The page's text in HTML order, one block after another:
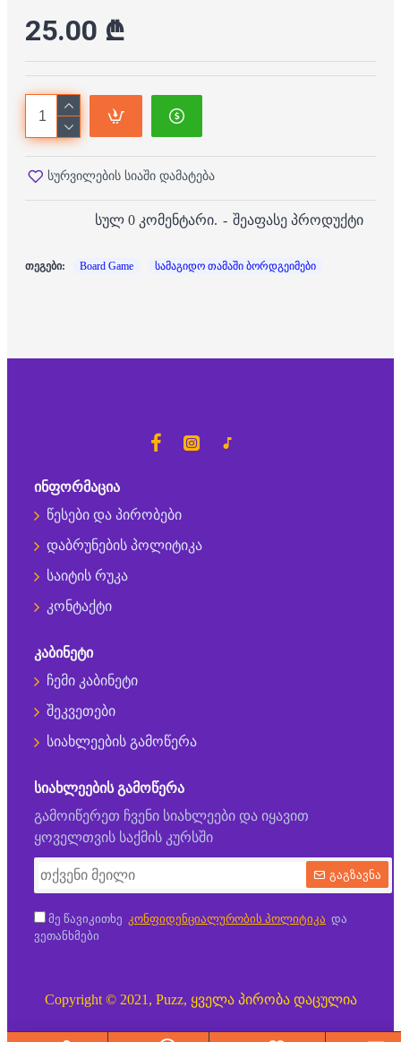
სულ 0 კომენტარი. - შეაფასე პროდუქტი
25.00 ₾
სურვილების სიაში დამატება
თეგები: Board Game სამაგიდო თამაში ბორდგეიმები
ᲘᲜᲤᲝᲠᲛᲐᲪᲘᲐ
წესები და პირობები
დაბრუნების პოლიტიკა
საიტის რუკა
კონტაქტი
ᲙᲐᲑᲘᲜᲔᲢᲘ
ჩემი კაბინეტი
შეკვეთები
სიახლეების გამოწერა
ᲡᲘᲐᲮᲚᲔᲔᲑᲘᲡ ᲒᲐᲛᲝᲬᲔᲠᲐ
გამოიწერეთ ჩვენი სიახლეები და იყავით
ყოველთვის საქმის კურსში
გაგზავნა
მე წავიკითხე კონფიდენციალურობის პოლიტიკა და
ვეთანხმები
Copyright © 2021, Puzz, ყველა პირობა დაცულია